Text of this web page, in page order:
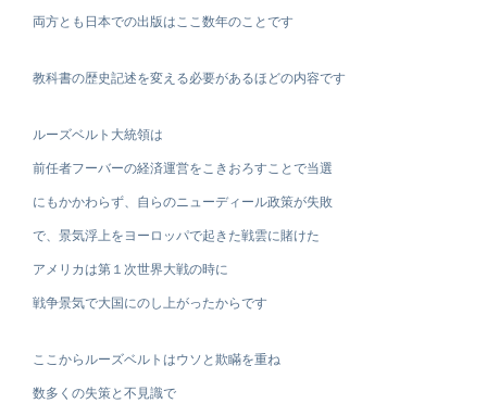
両方とも日本での出版はここ数年のことです
教科書の歴史記述を変える必要があるほどの内容です
ルーズベルト大統領は
前任者フーバーの経済運営をこきおろすことで当選
にもかかわらず、自らのニューディール政策が失敗
で、景気浮上をヨーロッパで起きた戦雲に賭けた
アメリカは第１次世界大戦の時に
戦争景気で大国にのし上がったからです
ここからルーズベルトはウソと欺瞞を重ね
数多くの失策と不見識で